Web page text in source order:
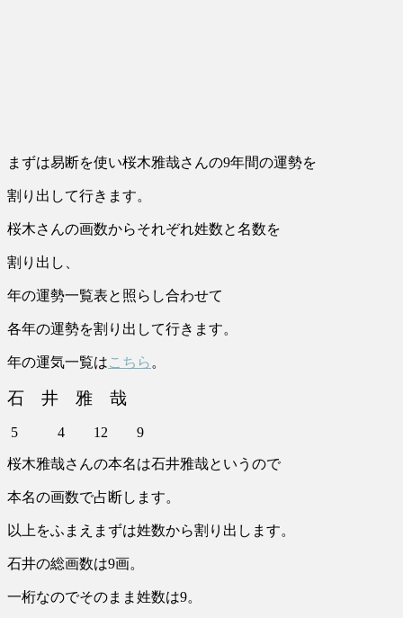
まずは易断を使い桜木雅哉さんの9年間の運勢を
割り出して行きます。
桜木さんの画数からそれぞれ姓数と名数を
割り出し、
年の運勢一覧表と照らし合わせて
各年の運勢を割り出して行きます。
年の運気一覧はこちら 。
石 井 雅 哉
5 4 12 9
桜木雅哉さんの本名は石井雅哉というので
本名の画数で占断します。
以上をふまえまずは姓数から割り出します。
石井の総画数は9画。
一桁なのでそのまま姓数は9。